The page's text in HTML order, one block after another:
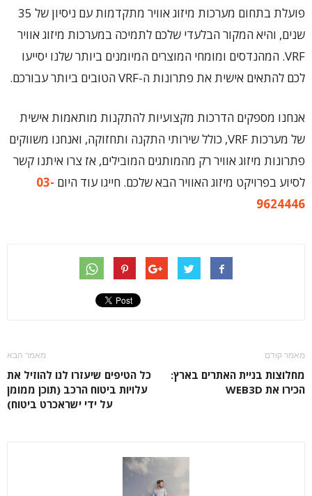
פועלת בתחום מערכות מיזוג אוויר מתקדמות עם ניסיון של 35
שנים, והיא המקור הבלעדי שלכם לתמיכה במערכות מיזוג אוויר
VRF. המהנדסים ומומחי המוצרים המיומנים ביותר שלנו יסייעו
לכם להתאים אישית את פתרונות ה-VRF הטובים ביותר עבורכם.
אנחנו מספקים הדרכות מקצועיות להתקנות מותאמות אישית
של מערכות VRF, כולל שירותי התקנה ותחזוקה, ואנחנו משווקים
פתרונות מיזוג אוויר רק מהמותגים המובילים, אז צרו איתנו קשר
לסיוע בפרויקט מיזוג האוויר הבא שלכם. חייגו עוד היום 03-
9624446
מאמר קודם
מחלוצות בניית האתרים בארץ:
הכירו את WEB3D
מאמר הבא
כל הטיפים שיעזרו לנו להוזיל את
עלויות ביטוח הרכב (תוכן ממומן
על ידי ישראכרט ביטוח)